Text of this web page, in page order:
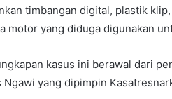
timbangan digital, plastik
motor yang diduga digunakan
kasus ini berawal dari
Ngawi yang dipimpin